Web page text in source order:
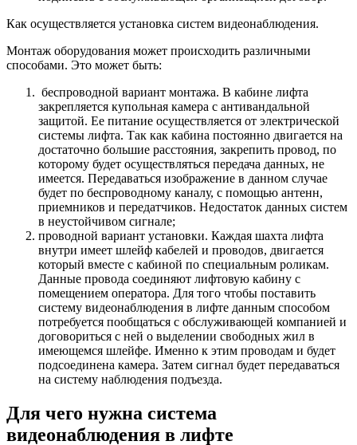
Как осуществляется установка систем видеонаблюдения.
Монтаж оборудования может происходить различными
способами. Это может быть:
беспроводной вариант монтажа. В кабине лифта
закрепляется купольная камера с антивандальной
защитой. Ее питание осуществляется от электрической
системы лифта. Так как кабина постоянно двигается на
достаточно большие расстояния, закрепить провод, по
которому будет осуществляться передача данных, не
имеется. Передаваться изображение в данном случае
будет по беспроводному каналу, с помощью антенн,
приемников и передатчиков. Недостаток данных систем
в неустойчивом сигнале;
проводной вариант установки. Каждая шахта лифта
внутри имеет шлейф кабелей и проводов, двигается
который вместе с кабиной по специальным роликам.
Данные провода соединяют лифтовую кабину с
помещением оператора. Для того чтобы поставить
систему видеонаблюдения в лифте данным способом
потребуется пообщаться с обслуживающей компанией и
договориться с ней о выделении свободных жил в
имеющемся шлейфе. Именно к этим проводам и будет
подсоединена камера. Затем сигнал будет передаваться
на систему наблюдения подъезда.
Для чего нужна система
видеонаблюдения в лифте